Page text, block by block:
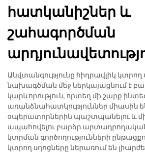
հատկանիշներ և
շահագործման
Անվտանգությունը հիդրավլիկ կտրող
նախագծման մեջ ներկայացնում է
կարևորություն, որտեղ մի շարք
առանձնահատկություններ միասին
օպերատորներին պաշտպանելու և
ապահովելու բարձր
կտրման գործողությունների
կտրող սղոցները ներառում են